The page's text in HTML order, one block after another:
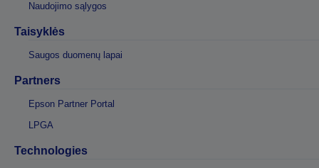
Naudojimo sąlygos
Taisyklės
Saugos duomenų lapai
Partners
Epson Partner Portal
LPGA
Technologies